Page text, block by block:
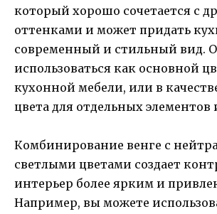
который хорошо сочетается с
оттенками и может придать
современный и стильный вид.
использоваться как основной
кухонной мебели, или в
цвета для отдельных элементов
Комбинирование венге с
светлыми цветами создает
интерьер более ярким и
Например, вы можете